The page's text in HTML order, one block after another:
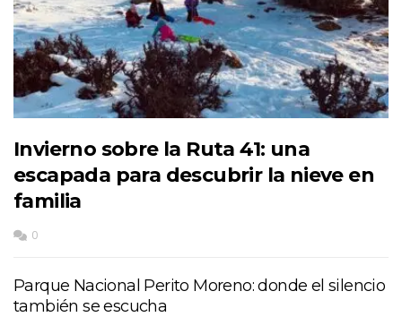
Invierno sobre la Ruta 41: una
escapada para descubrir la nieve en
familia
0
Parque Nacional Perito Moreno: donde el silencio
también se escucha